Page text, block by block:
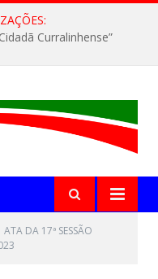
Curralinhense”
ATA DA 17ª SESSÃO